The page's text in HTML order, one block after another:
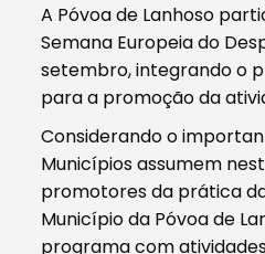
A Póvoa de Lanhoso
Semana Europeia do
setembro, integrando o
para a promoção da
Considerando o
Municípios assumem
promotores da prática
Município da Póvoa de
programa com